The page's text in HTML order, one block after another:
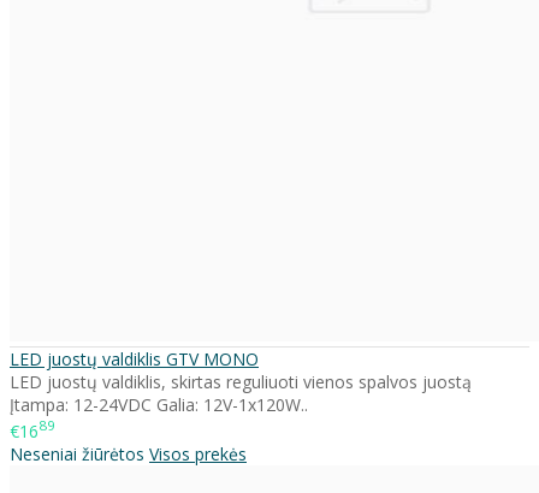
LED juostų valdiklis GTV MONO
LED juostų valdiklis, skirtas reguliuoti vienos spalvos juostą
Įtampa: 12-24VDC Galia: 12V-1x120W..
€1689
Neseniai žiūrėtos Visos prekės